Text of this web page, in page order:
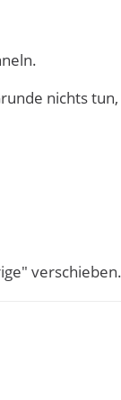
nichts
verschieben.